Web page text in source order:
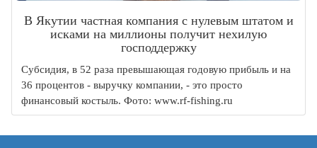
В Якутии частная компания с нулевым штатом и
исками на миллионы получит нехилую
господдержку
Субсидия, в 52 раза превышающая годовую прибыль и на
36 процентов - выручку компании, - это просто
финансовый костыль. Фото: www.rf-fishing.ru